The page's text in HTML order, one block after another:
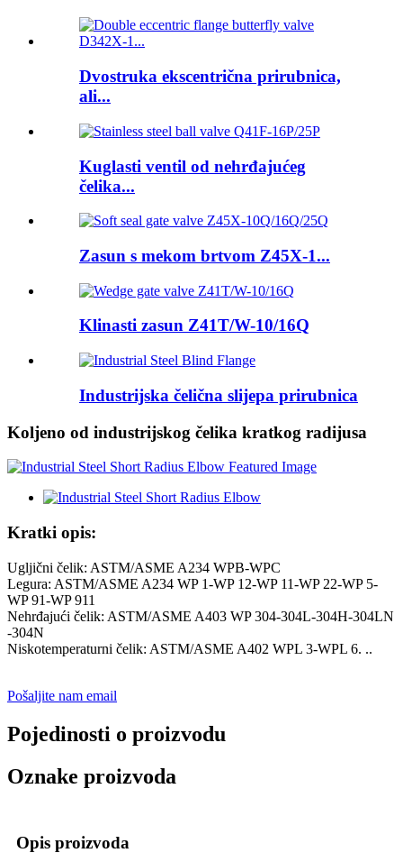
Dvostruka ekscentrična prirubnica,
ali...
Kuglasti ventil od nehrđajućeg
čelika...
Zasun s mekom brtvom Z45X-1...
Klinasti zasun Z41T/W-10/16Q
Industrijska čelična slijepa prirubnica
Koljeno od industrijskog čelika kratkog radijusa
Kratki opis:
Ugljični čelik: ASTM/ASME A234 WPB-WPC
Legura: ASTM/ASME A234 WP 1-WP 12-WP 11-WP 22-WP 5-
WP 91-WP 911
Nehrđajući čelik: ASTM/ASME A403 WP 304-304L-304H-304LN
-304N
Niskotemperaturni čelik: ASTM/ASME A402 WPL 3-WPL 6. ..
Pošaljite nam email
Pojedinosti o proizvodu
Oznake proizvoda
Opis proizvoda